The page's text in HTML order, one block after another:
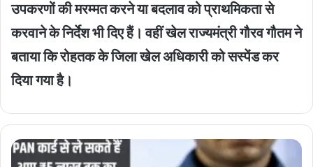
उपकरणों की मरम्मत करने या बदलाव को प्राथमिकता से
करवाने के निर्देश भी दिए हैं। वहीं खेल राज्यमंत्री गौरव गौतम ने
बताया कि रोहतक के जिला खेल अधिकारी को सस्पेंड कर
दिया गया है।
Pan
Card